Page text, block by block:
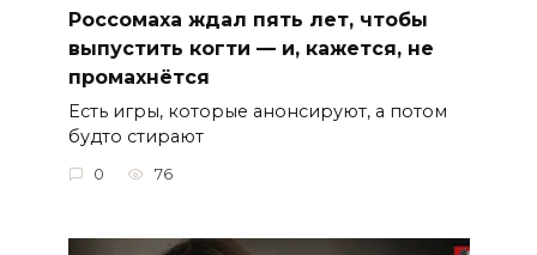
Россомаха ждал пять лет, чтобы
выпустить когти — и, кажется, не
промахнётся
Есть игры, которые анонсируют, а потом
будто стирают
0 76